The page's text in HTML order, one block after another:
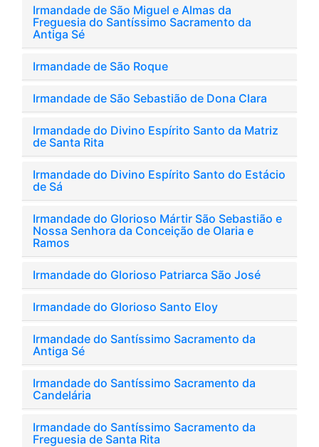
Irmandade de São Miguel e Almas da
Freguesia do Santíssimo Sacramento da
Antiga Sé
Irmandade de São Roque
Irmandade de São Sebastião de Dona Clara
Irmandade do Divino Espírito Santo da Matriz
de Santa Rita
Irmandade do Divino Espírito Santo do Estácio
de Sá
Irmandade do Glorioso Mártir São Sebastião e
Nossa Senhora da Conceição de Olaria e
Ramos
Irmandade do Glorioso Patriarca São José
Irmandade do Glorioso Santo Eloy
Irmandade do Santíssimo Sacramento da
Antiga Sé
Irmandade do Santíssimo Sacramento da
Candelária
Irmandade do Santíssimo Sacramento da
Freguesia de Santa Rita